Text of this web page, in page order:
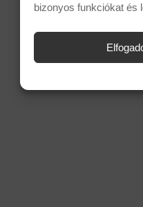
bizonyos funkciókat és